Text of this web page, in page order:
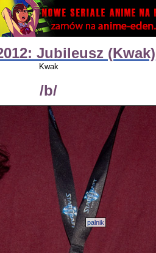
Jubileusz (Kwak)
Kwak
/b/
palnik